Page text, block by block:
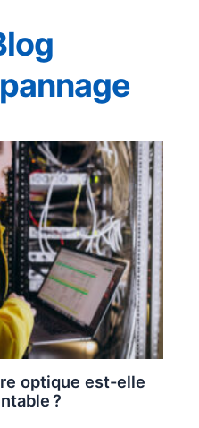
optique est-elle
?